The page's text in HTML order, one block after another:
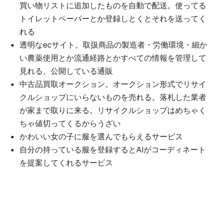
買い物リストに追加したものを自動で配送。使ってる
トイレットペーパーとか登録しとくとそれを送ってく
れる
透明なecサイト。取扱商品の製造者・労働環境・細か
い農薬使用とか流通経路とかすべての情報を管理して
見れる、公開している通販
中古品買取オークション。オークション形式でリサイ
クルショップにいらないものを売れる。落札した業者
が家まで取りに来る。リサイクルショップはめちゃく
ちゃ値切ってくるからうざい
かわいい女の子に服を選んでもらえるサービス
自分の持っている服を登録するとAIがコーディネート
を提案してくれるサービス